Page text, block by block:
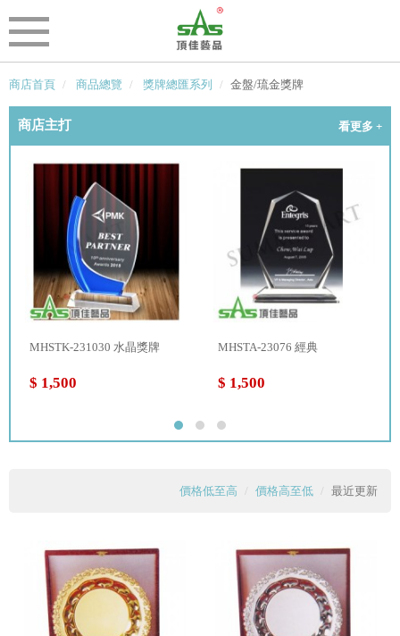
商店首頁 商品總覽 獎牌總匯系列 金盤/琉金獎牌
商店主打 看更多 +
MHSTK-231030 水晶獎牌
$ 1,500
MHSTA-23076 經典
$ 1,500
價格低至高 價格高至低 最近更新